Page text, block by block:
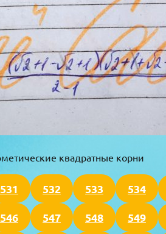
квадратные корни
531 532 533 534
546 547 548 549